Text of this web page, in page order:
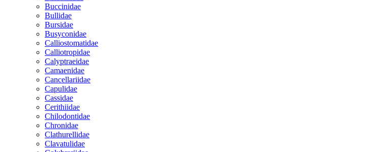
Buccinidae
Bullidae
Bursidae
Busyconidae
Calliostomatidae
Calliotropidae
Calyptraeidae
Camaenidae
Cancellariidae
Capulidae
Cassidae
Cerithiidae
Chilodontidae
Chronidae
Clathurellidae
Clavatulidae